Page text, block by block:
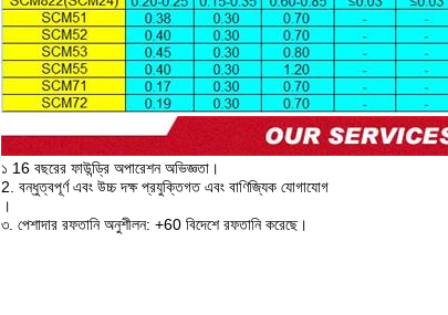
১ 16 বছরের ফাউন্ড্রি অপারেশন অভিজ্ঞতা।
2. বন্ধুত্বপূর্ণ এবং উচ্চ দক্ষ প্রযুক্তিগত এবং বাণিজ্যিক যোগাযোগ
।
৩. পেশাদার রফতানি অনুশীলন: +60 বিদেশে রফতানি করেছে।